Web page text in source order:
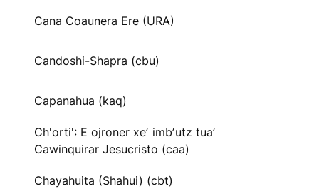
Cana Coaunera Ere (URA)
Candoshi-Shapra (cbu)
Capanahua (kaq)
Ch'orti': E ojroner xeʼ imbʼutz tuaʼ
Cawinquirar Jesucristo (caa)
Chayahuita (Shahui) (cbt)